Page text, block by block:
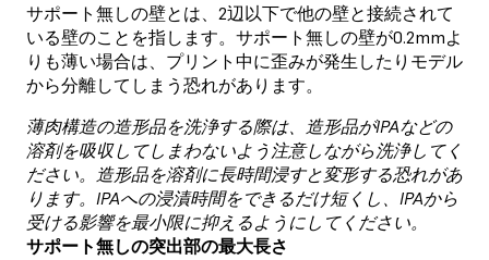
サポート無しの壁とは、2辺以下で他の壁と接続されて
いる壁のことを指します。サポート無しの壁が0.2mmよ
りも薄い場合は、プリント中に歪みが発生したりモデル
から分離してしまう恐れがあります。
薄肉構造の造形品を洗浄する際は、造形品がIPAなどの
溶剤を吸収してしまわないよう注意しながら洗浄してく
ださい。造形品を溶剤に長時間浸すと変形する恐れがあ
ります。IPAへの浸漬時間をできるだけ短くし、IPAから
受ける影響を最小限に抑えるようにしてください。
サポート無しの突出部の最大長さ